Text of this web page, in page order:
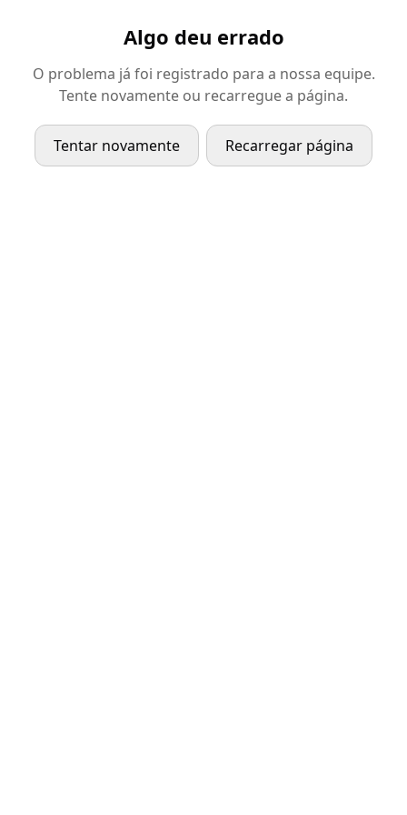
Algo deu errado
O problema já foi registrado para a nossa equipe.
Tente novamente ou recarregue a página.
Tentar novamente Recarregar página